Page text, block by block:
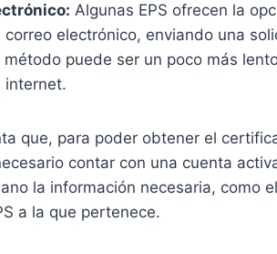
Algunas EPS ofrecen la
electrónico, enviando una
puede ser un poco más
internet.
que, para poder obtener el
contar con una cuenta
la información necesaria, como
a la que pertenece.